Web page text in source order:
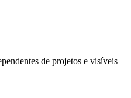
de projetos e visíveis